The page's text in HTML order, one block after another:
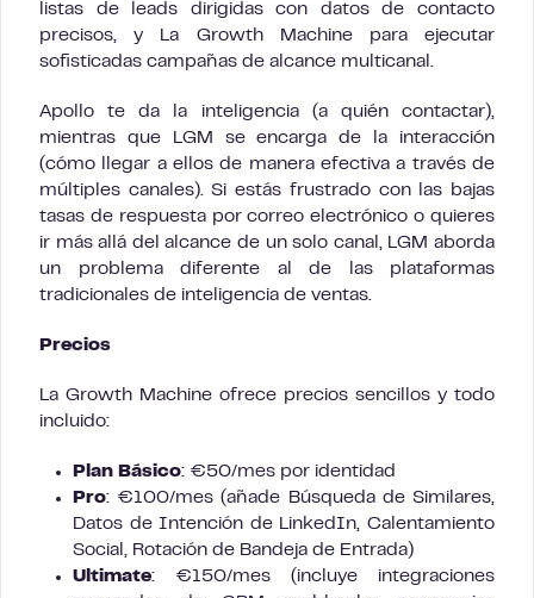
listas de leads dirigidas con datos de contacto
precisos, y La Growth Machine para ejecutar
sofisticadas campañas de alcance multicanal.
Apollo te da la inteligencia (a quién contactar),
mientras que LGM se encarga de la interacción
(cómo llegar a ellos de manera efectiva a través de
múltiples canales). Si estás frustrado con las bajas
tasas de respuesta por correo electrónico o quieres
ir más allá del alcance de un solo canal, LGM aborda
un problema diferente al de las plataformas
tradicionales de inteligencia de ventas.
Precios
La Growth Machine ofrece precios sencillos y todo
incluido:
Plan Básico: €50/mes por identidad
Pro: €100/mes (añade Búsqueda de Similares,
Datos de Intención de LinkedIn, Calentamiento
Social, Rotación de Bandeja de Entrada)
Ultimate: €150/mes (incluye integraciones